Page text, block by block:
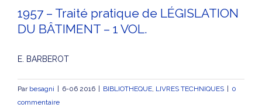
1957 – Traité pratique de LÉGISLATION
DU BÂTIMENT – 1 VOL.
E. BARBEROT
Par besagni 6-06 2016 BIBLIOTHEQUE, LIVRES TECHNIQUES
0
commentaire